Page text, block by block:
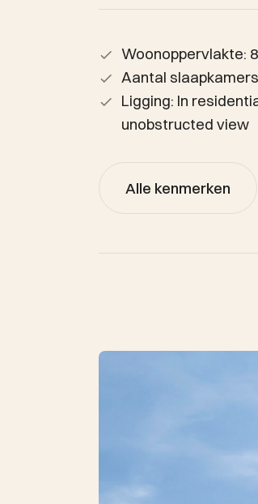
Woonoppervlakte:
Aantal
Ligging: In
unobstructed view
Alle kenmerken